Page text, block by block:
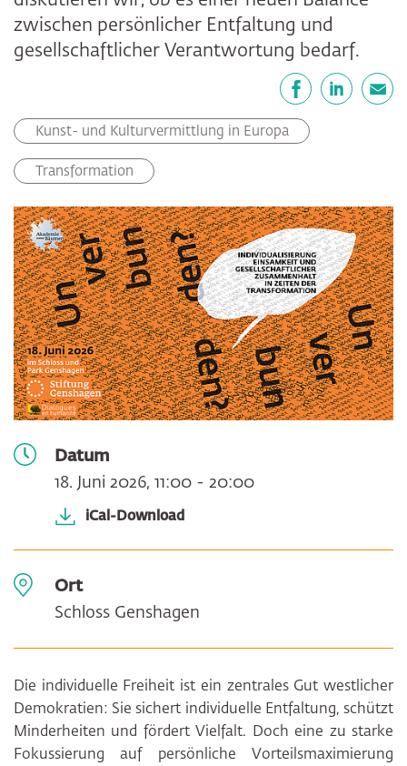
zwischen persönlicher Entfaltung und
gesellschaftlicher Verantwortung bedarf.
Kunst- und Kulturvermittlung in Europa
Transformation
Datum
18. Juni 2026, 11:00 - 20:00
iCal-Download
Ort
Schloss Genshagen
Die individuelle Freiheit ist ein zentrales Gut westlicher
Demokratien: Sie sichert individuelle Entfaltung, schützt
Minderheiten und fördert Vielfalt. Doch eine zu starke
Fokussierung auf persönliche Vorteilsmaximierung